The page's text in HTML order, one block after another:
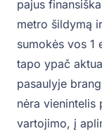
pajus
metro šildymą
sumokės vos 1
tapo ypač
pasaulyje
nėra vienintelis
vartojimo, į